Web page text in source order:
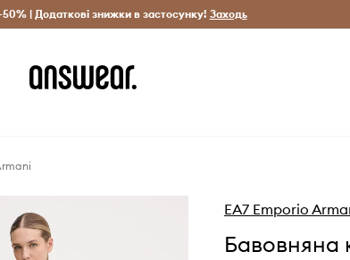
товари Заощаджуй з Answear Club
| Додаткові знижки в застосунку! Заходь
EA7 Emporio
Бавовняна